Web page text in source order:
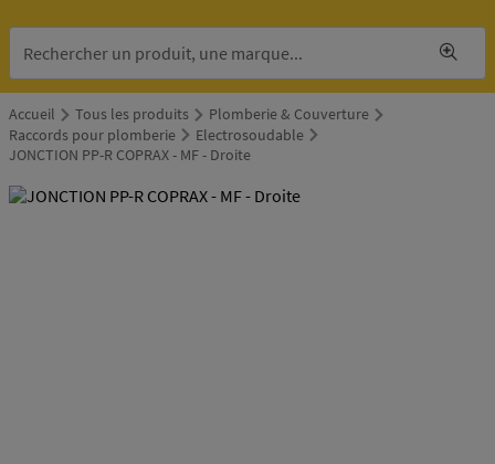
Accueil Tous les produits
Plomberie & Couverture
Raccords pour plomberie
Electrosoudable
JONCTION PP-R COPRAX - MF - Droite